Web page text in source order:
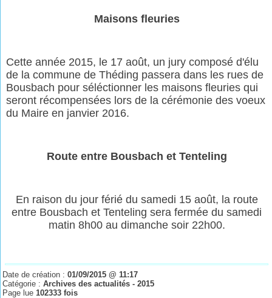
Maisons fleuries
Cette année 2015, le 17 août, un jury composé d'élu
de la commune de Théding passera dans les rues de
Bousbach pour séléctionner les maisons fleuries qui
seront récompensées lors de la cérémonie des voeux
du Maire en janvier 2016.
Route entre Bousbach et Tenteling
En raison du jour férié du samedi 15 août, la route
entre Bousbach et Tenteling sera fermée du samedi
matin 8h00 au dimanche soir 22h00.
Date de création :01/09/2015 @ 11:17
Catégorie :Archives des actualités - 2015
Page lue 102333 fois